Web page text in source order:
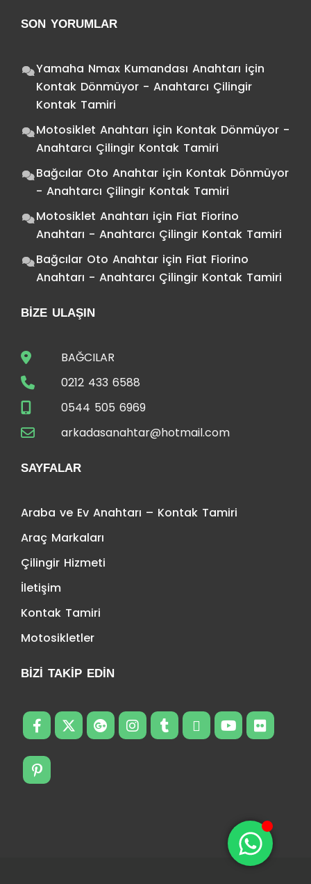
SON YORUMLAR
Yamaha Nmax Kumandası Anahtarı için
Kontak Dönmüyor - Anahtarcı Çilingir
Kontak Tamiri
Motosiklet Anahtarı için Kontak Dönmüyor -
Anahtarcı Çilingir Kontak Tamiri
Bağcılar Oto Anahtar için Kontak Dönmüyor
- Anahtarcı Çilingir Kontak Tamiri
Motosiklet Anahtarı için Fiat Fiorino
Anahtarı - Anahtarcı Çilingir Kontak Tamiri
Bağcılar Oto Anahtar için Fiat Fiorino
Anahtarı - Anahtarcı Çilingir Kontak Tamiri
BIZE ULAŞIN
BAĞCILAR
0212 433 6588
0544 505 6969
arkadasanahtar@hotmail.com
SAYFALAR
Araba ve Ev Anahtarı – Kontak Tamiri
Araç Markaları
Çilingir Hizmeti
İletişim
Kontak Tamiri
Motosikletler
BIZI TAKIP EDIN